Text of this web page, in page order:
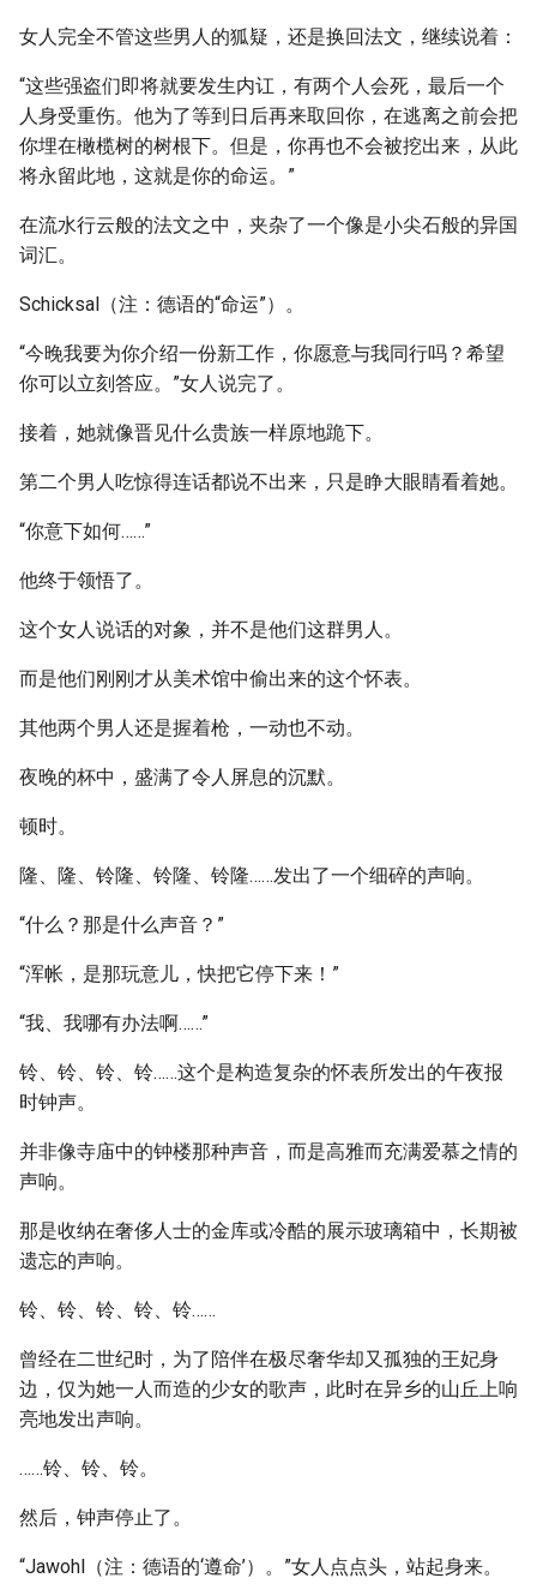
女人完全不管这些男人的狐疑，还是换回法文，继续说着：
“这些强盗们即将就要发生内讧，有两个人会死，最后一个
人身受重伤。他为了等到日后再来取回你，在逃离之前会把
你埋在橄榄树的树根下。但是，你再也不会被挖出来，从此
将永留此地，这就是你的命运。”
在流水行云般的法文之中，夹杂了一个像是小尖石般的异国
词汇。
Schicksal（注：德语的“命运”）。
“今晚我要为你介绍一份新工作，你愿意与我同行吗？希望
你可以立刻答应。”女人说完了。
接着，她就像晋见什么贵族一样原地跪下。
第二个男人吃惊得连话都说不出来，只是睁大眼睛看着她。
“你意下如何……”
他终于领悟了。
这个女人说话的对象，并不是他们这群男人。
而是他们刚刚才从美术馆中偷出来的这个怀表。
其他两个男人还是握着枪，一动也不动。
夜晚的杯中，盛满了令人屏息的沉默。
顿时。
隆、隆、铃隆、铃隆、铃隆……发出了一个细碎的声响。
“什么？那是什么声音？”
“浑帐，是那玩意儿，快把它停下来！”
“我、我哪有办法啊……”
铃、铃、铃、铃……这个是构造复杂的怀表所发出的午夜报
时钟声。
并非像寺庙中的钟楼那种声音，而是高雅而充满爱慕之情的
声响。
那是收纳在奢侈人士的金库或冷酷的展示玻璃箱中，长期被
遗忘的声响。
铃、铃、铃、铃、铃……
曾经在二世纪时，为了陪伴在极尽奢华却又孤独的王妃身
边，仅为她一人而造的少女的歌声，此时在异乡的山丘上响
亮地发出声响。
……铃、铃、铃。
然后，钟声停止了。
“Jawohl（注：德语的‘遵命’）。”女人点点头，站起身来。